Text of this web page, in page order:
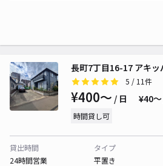
長町7丁目16-17 アキッ
5 / 11件
¥400〜 / 日 ¥40
時間貸し可
貸出時間
24時間営業
タイプ
平置き